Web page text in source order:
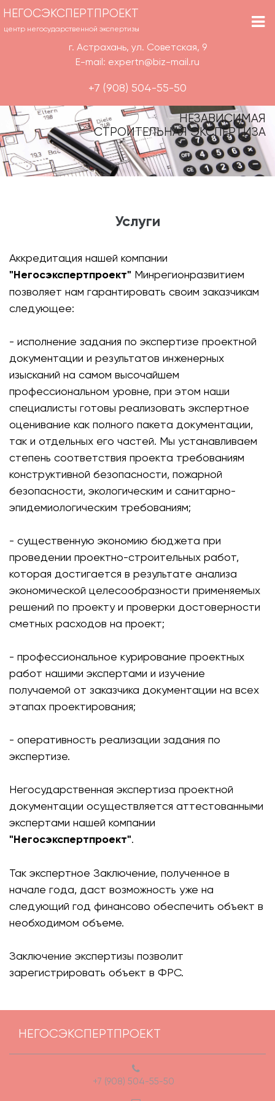
НЕГОСЭКСПЕРТПРОЕКТ
центр негосударственной экспертизы
г. Астрахань, ул. Советская, 9
E-mail: expertn@biz-mail.ru
+7 (908) 504-55-50
НЕЗАВИСИМАЯ
СТРОИТЕЛЬНАЯ ЭКСПЕРТИЗА
Услуги
Аккредитация нашей компании
"Негосэкспертпроект" Минрегионразвитием
позволяет нам гарантировать своим заказчикам
следующее:
- исполнение задания по экспертизе проектной
документации и результатов инженерных
изысканий на самом высочайшем
профессиональном уровне, при этом наши
специалисты готовы реализовать экспертное
оценивание как полного пакета документации,
так и отдельных его частей. Мы устанавливаем
степень соответствия проекта требованиям
конструктивной безопасности, пожарной
безопасности, экологическим и санитарно-
эпидемиологическим требованиям;
- существенную экономию бюджета при
проведении проектно-строительных работ,
которая достигается в результате анализа
экономической целесообразности применяемых
решений по проекту и проверки достоверности
сметных расходов на проект;
- профессиональное курирование проектных
работ нашими экспертами и изучение
получаемой от заказчика документации на всех
этапах проектирования;
- оперативность реализации задания по
экспертизе.
Негосударственная экспертиза проектной
документации осуществляется аттестованными
экспертами нашей компании
"Негосэкспертпроект".
Так экспертное Заключение, полученное в
начале года, даст возможность уже на
следующий год финансово обеспечить объект в
необходимом объеме.
Заключение экспертизы позволит
зарегистрировать объект в ФРС.
НЕГОСЭКСПЕРТПРОЕКТ
+7 (908) 504-55-50